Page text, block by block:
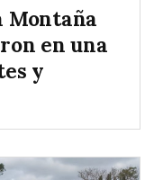
Montaña
en una
y